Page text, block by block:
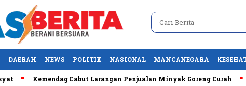
DAERAH NEWS POLITIK NASIONAL MANCANEGARA
Kemendag Cabut Larangan Penjualan Minyak Goreng Curah Berita